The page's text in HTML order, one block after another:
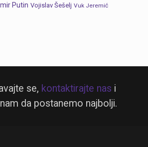
Putin Vojislav Šešelj Vuk Jeremić
se, kontaktirajte nas i
da postanemo najbolji.